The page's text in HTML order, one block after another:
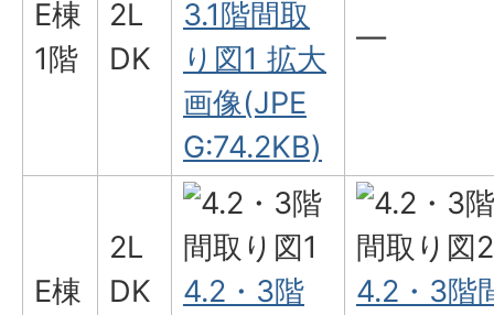
E棟
1階
2L
DK
3.1階間取
り図1 拡大
画像(JPE
G:74.2KB)
―
E棟
2L
DK
4.2・3階
4.2・3階